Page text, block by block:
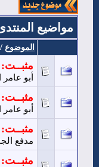
مواضيع
الموضوع
مثبــت:
أبو عامر
مثبــت:
أبو عامر
مثبــت:
مدفع
مثبــت: